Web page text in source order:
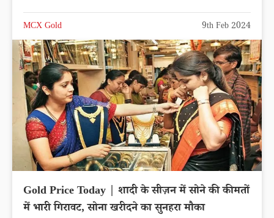
MCX Gold 9th Feb 2024
Gold Price Today | शादी के सीज़न में सोने की कीमतों
में भारी गिरावट, सोना खरीदने का सुनहरा मौका